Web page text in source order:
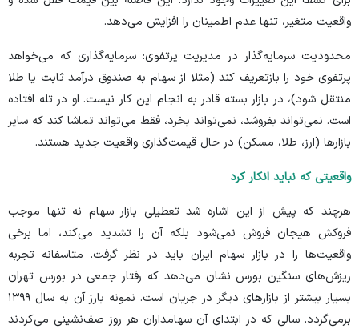
واقعیت متغیر، تنها عدم اطمینان را افزایش می‌دهد.
محدودیت سرمایه‌گذار در مدیریت پرتفوی: سرمایه‌گذاری که می‌خواهد
پرتفوی خود را بازتعریف کند (مثلا از سهام به صندوق درآمد ثابت یا طلا
منتقل شود)، در بازار بسته قادر به انجام این کار نیست. او در تله افتاده
است. نمی‌تواند بفروشد، نمی‌تواند بخرد، فقط می‌تواند تماشا کند که سایر
بازار‌ها (ارز، طلا، مسکن) در حال قیمت‌گذاری واقعیت جدید هستند.
واقعیتی که نباید انکار کرد
هرچند که پیش از این اشاره شد تعطیلی بازار سهام نه تنها موجب
فروکش هیجان فروش نمی‌شود بلکه آن را تشدید می‌کند، اما برخی
واقعیت‌ها را در بازار سهام ایران باید در نظر گرفت. متاسفانه تجربه
ریزش‌های سنگین بورس نشان می‌دهد که رفتار جمعی در بورس تهران
بسیار بیشتر از بازار‌های دیگر در جریان است. نمونه بارز آن به سال ۱۳۹۹
برمی‌گردد. سالی که در ابتدای آن سهامداران هر روز صف‌نشینی می‌کردند